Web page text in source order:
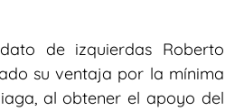
de izquierdas Roberto
su ventaja por la mínima
al obtener el apoyo del